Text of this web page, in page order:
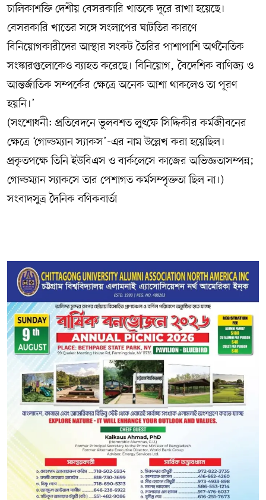
চালিকাশক্তি দেশীয় বেসরকারি খাতকে দূরে রাখা হয়েছে।
বেসরকারি খাতের সঙ্গে সংলাপের ঘাটতির কারণে
বিনিয়োগকারীদের আস্থার সংকট তৈরির পাশাপাশি অর্থনৈতিক
সংস্কারগুলোকেও ব্যাহত করেছে। বিনিয়োগ, বৈদেশিক বাণিজ্য ও
আন্তর্জাতিক সম্পর্কের ক্ষেত্রে অনেক আশা থাকলেও তা পূরণ
হয়নি।’
(সংশোধনী: প্রতিবেদনে ভুলবশত লুৎফে সিদ্দিকীর কর্মজীবনের
ক্ষেত্রে ‘গোল্ডম্যান স্যাকস’-এর নাম উল্লেখ করা হয়েছিল।
প্রকৃতপক্ষে তিনি ইউবিএস ও বার্কলেসে কাজের অভিজ্ঞতাসম্পন্ন;
গোল্ডম্যান স্যাকসে তার পেশাগত কর্মসম্পৃক্ততা ছিল না।)
সংবাদসুত্র দৈনিক বণিকবার্তা